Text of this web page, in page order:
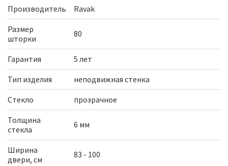
Производитель
Ravak
Размер
шторки
80
Гарантия
5 лет
Тип изделия
неподвижная стенка
Стекло
прозрачное
Толщина
стекла
6 мм
Ширина
двери, см
83 - 100